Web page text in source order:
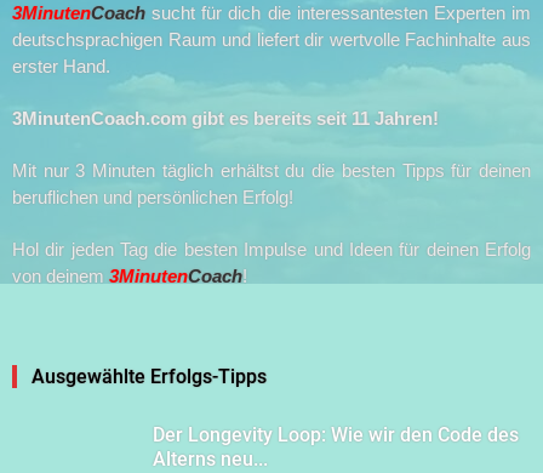
3MinutenCoach sucht für dich die interessantesten Experten im
deutschsprachigen Raum und liefert dir wertvolle Fachinhalte aus
erster Hand.
3MinutenCoach.com gibt es bereits seit 11 Jahren!
Mit nur 3 Minuten täglich erhältst du die besten Tipps für deinen
beruflichen und persönlichen Erfolg!
Hol dir jeden Tag die besten Impulse und Ideen für deinen Erfolg
von deinem 3MinutenCoach!
Ausgewählte Erfolgs-Tipps
Der Longevity Loop: Wie wir den Code des
Alterns neu...